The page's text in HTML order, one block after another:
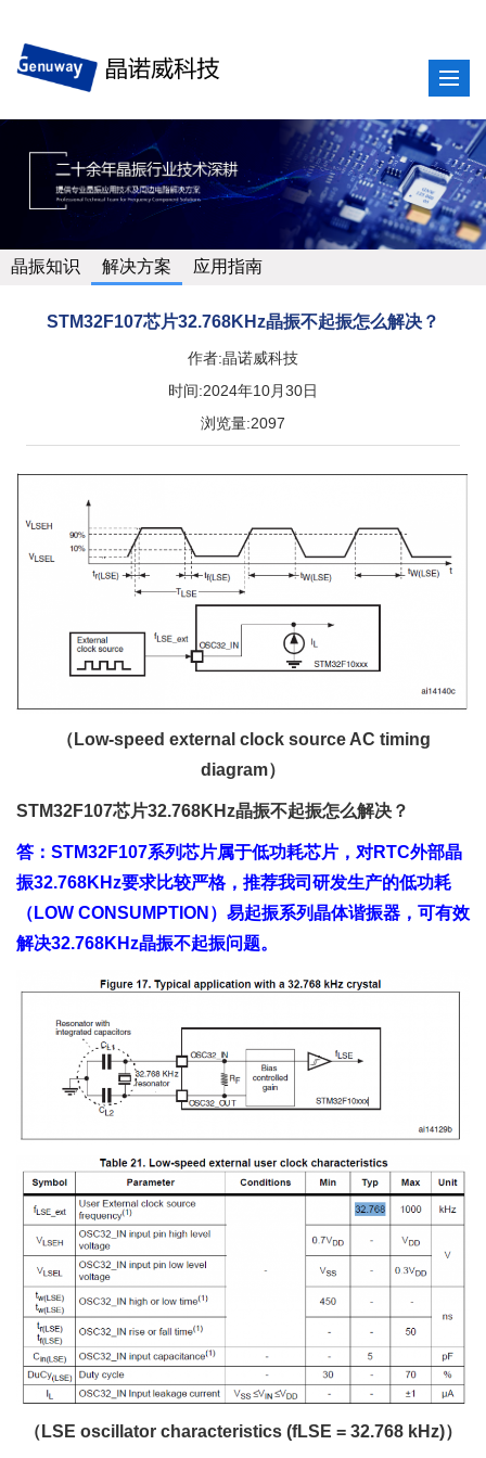
晶振知识 解决方案 应用指南
STM32F107芯片32.768KHz晶振不起振怎么解决？
作者:晶诺威科技
时间:2024年10月30日
浏览量:2097
（Low-speed external clock source AC timing
diagram）
STM32F107芯片32.768KHz晶振不起振怎么解决？
答：STM32F107系列芯片属于低功耗芯片，对RTC外部晶
振32.768KHz要求比较严格，推荐我司研发生产的低功耗
（LOW CONSUMPTION）易起振系列晶体谐振器，可有效
解决32.768KHz晶振不起振问题。
（LSE oscillator characteristics (fLSE = 32.768 kHz)）